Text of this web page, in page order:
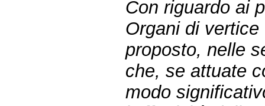
Con riguardo ai
Organi di
proposto, nelle
che, se attuate
modo